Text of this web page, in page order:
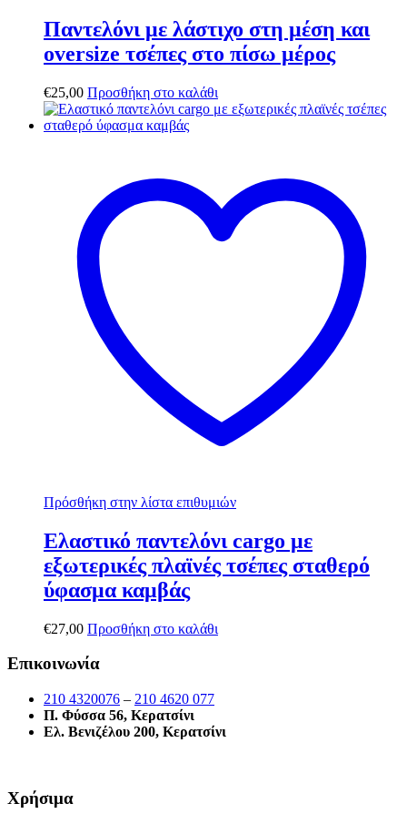
Παντελόνι με λάστιχο στη μέση και
oversize τσέπες στο πίσω μέρος
€25,00 Προσθήκη στο καλάθι
Πρόσθήκη στην λίστα επιθυμιών
Ελαστικό παντελόνι cargo με
εξωτερικές πλαϊνές τσέπες σταθερό
ύφασμα καμβάς
€27,00 Προσθήκη στο καλάθι
Επικοινωνία
210 4320076 – 210 4620 077
Π. Φύσσα 56, Κερατσίνι
Ελ. Βενιζέλου 200, Κερατσίνι
Χρήσιμα